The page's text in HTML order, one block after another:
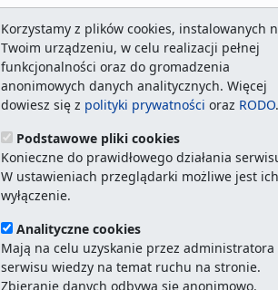
Korzystamy z plików cookies, instalowanych
Twoim urządzeniu, w celu realizacji pełnej
funkcjonalności oraz do gromadzenia
anonimowych danych analitycznych. Więcej
dowiesz się z polityki prywatności oraz RODO.
Podstawowe pliki cookies
Konieczne do prawidłowego działania
W ustawieniach przeglądarki możliwe jest ich
wyłączenie.
Analityczne cookies
Mają na celu uzyskanie przez administratora
serwisu wiedzy na temat ruchu na stronie.
Zbieranie danych odbywa się anonimowo.